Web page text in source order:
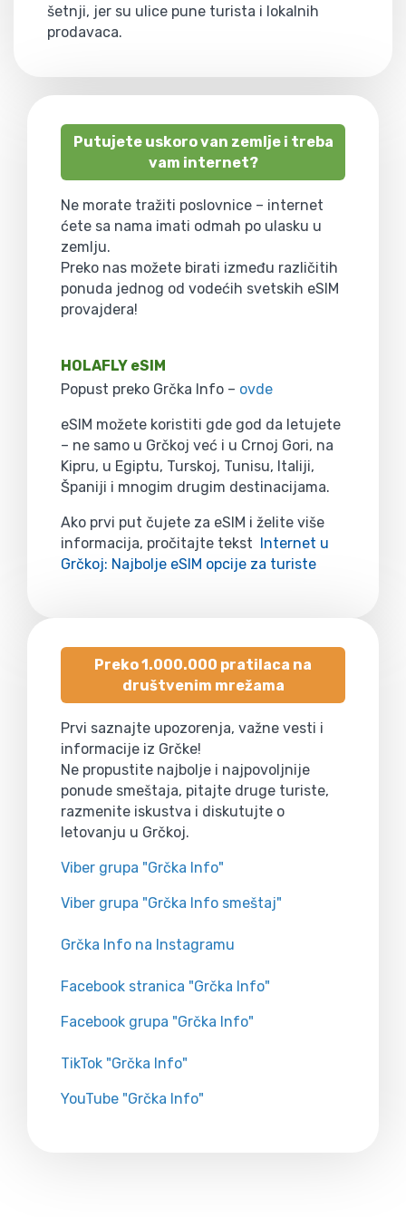
šetnji, jer su ulice pune turista i lokalnih
prodavaca.
Putujete uskoro van zemlje i treba
vam internet?
Ne morate tražiti poslovnice – internet
ćete sa nama imati odmah po ulasku u
zemlju.
Preko nas možete birati između različitih
ponuda jednog od vodećih svetskih eSIM
provajdera!
HOLAFLY eSIM
Popust preko Grčka Info – ovde
eSIM možete koristiti gde god da letujete
– ne samo u Grčkoj već i u Crnoj Gori, na
Kipru, u Egiptu, Turskoj, Tunisu, Italiji,
Španiji i mnogim drugim destinacijama.
Ako prvi put čujete za eSIM i želite više
informacija, pročitajte tekst Internet u
Grčkoj: Najbolje eSIM opcije za turiste
Preko 1.000.000 pratilaca na
društvenim mrežama
Prvi saznajte upozorenja, važne vesti i
informacije iz Grčke!
Ne propustite najbolje i najpovoljnije
ponude smeštaja, pitajte druge turiste,
razmenite iskustva i diskutujte o
letovanju u Grčkoj.
Viber grupa "Grčka Info"
Viber grupa "Grčka Info smeštaj"
Grčka Info na Instagramu
Facebook stranica "Grčka Info"
Facebook grupa "Grčka Info"
TikTok "Grčka Info"
YouTube "Grčka Info"